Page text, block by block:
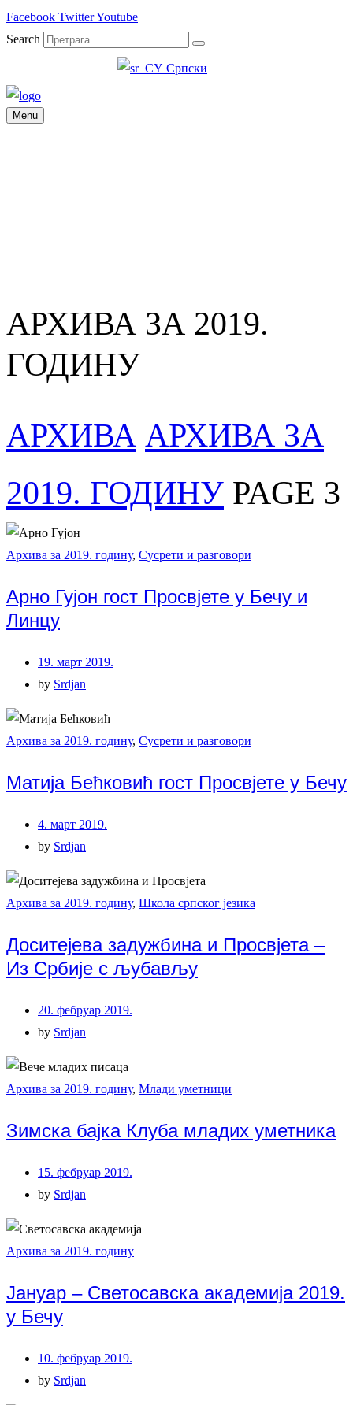
Facebook TwitterYoutube
Search
Српски
Menu
АРХИВА ЗА 2019.
ГОДИНУ
АРХИВА АРХИВА ЗА
2019. ГОДИНУ PAGE 3
Архива за 2019. годину, Сусрети и разговори
Арно Гујон гост Просвјете у Бечу и
Линцу
19. март 2019.
by Srdjan
Архива за 2019. годину, Сусрети и разговори
Матија Бећковић гост Просвјете у Бечу
4. март 2019.
by Srdjan
Архива за 2019. годину, Школа српског језика
Доситејева задужбина и Просвјета –
Из Србије с љубављу
20. фебруар 2019.
by Srdjan
Архива за 2019. годину, Млади уметници
Зимска бајка Клуба младих уметника
15. фебруар 2019.
by Srdjan
Архива за 2019. годину
Јануар – Светосавска академија 2019.
у Бечу
10. фебруар 2019.
by Srdjan